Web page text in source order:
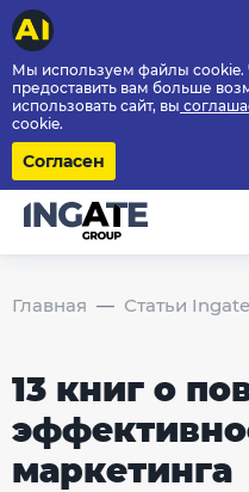
Мы используем файлы cookie.
предоставить вам больше
использовать сайт, вы
cookie.
Согласен
Главная Статьи Ingate
13 книг о
маркетинга